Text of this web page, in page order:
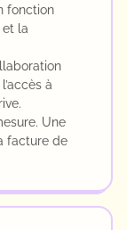
fonction
et la
à
Une
facture de